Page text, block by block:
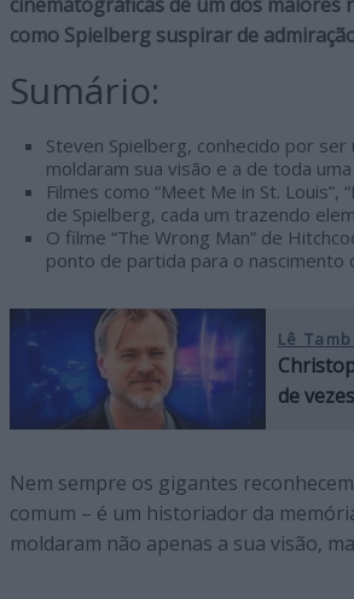
qualidade
com
enfoque
como Spielberg suspirar de
Sumário:
Steven Spielberg, conhecido por
moldaram sua visão e a de toda
Filmes como “Meet Me in St.
de Spielberg, cada um trazendo
O filme “The Wrong Man” de
ponto de partida para o
Lê
de vezes
Nem sempre os gigantes
comum – é um historiador da
moldaram não apenas a sua visão,